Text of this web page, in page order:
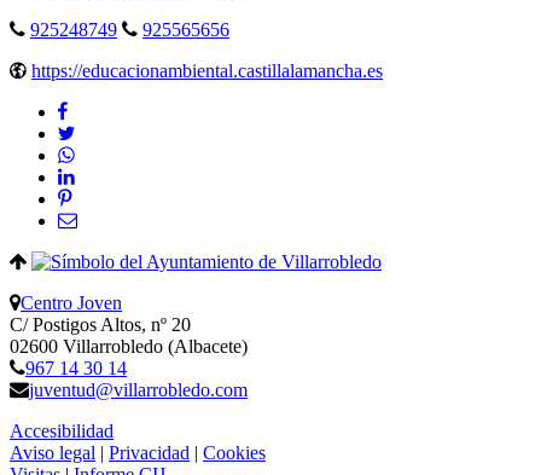
925248749
925565656
https://educacionambiental.castillalamancha.es
Centro Joven
C/ Postigos Altos, nº 20
02600 Villarrobledo (Albacete)
967 14 30 14
juventud@villarrobledo.com
Accesibilidad
Aviso legal | Privacidad | Cookies